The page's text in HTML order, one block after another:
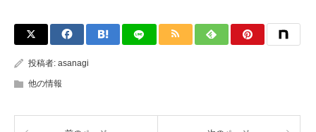
投稿者: asanagi
他の情報